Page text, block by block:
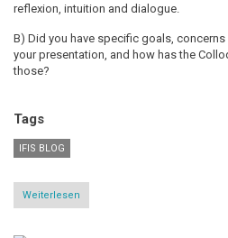
reflexion, intuition and dialogue.
B) Did you have specific goals,
your presentation, and how has the
those?
Tags
IFIS BLOG
Weiterlesen
Healing